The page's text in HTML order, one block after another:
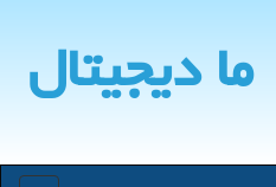
ما دیجیتال